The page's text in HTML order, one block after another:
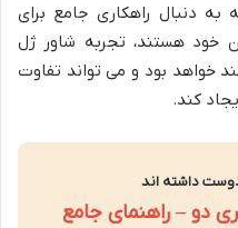
به دنبال راهکاری جامع برای
خود هستند، تجربه شاور ژل
خواهد بود و می تواند تفاوت
کند.
دوست داشته اند
دو – راهنمای جامع